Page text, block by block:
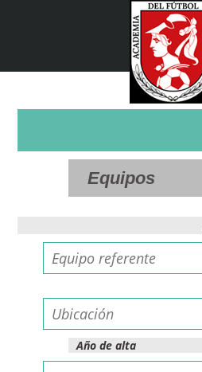
Año de alta